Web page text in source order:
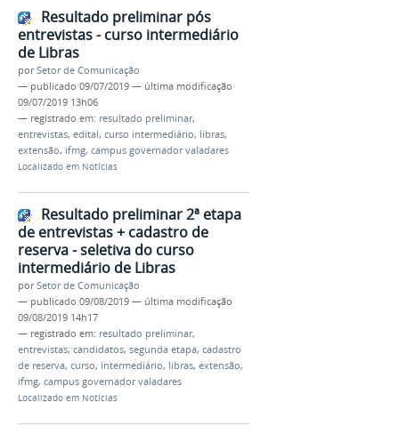
Resultado preliminar pós
entrevistas - curso intermediário
de Libras
porSetor de Comunicação
— publicado 09/07/2019 — última modificação
09/07/2019 13h06
— registrado em: resultado preliminar,
entrevistas, edital, curso intermediário, libras,
extensão, ifmg, campus governador valadares
Localizado em Notícias
Resultado preliminar 2ª etapa
de entrevistas + cadastro de
reserva - seletiva do curso
intermediário de Libras
porSetor de Comunicação
— publicado 09/08/2019 — última modificação
09/08/2019 14h17
— registrado em: resultado preliminar,
entrevistas, candidatos, segunda etapa, cadastro
de reserva, curso, intermediário, libras, extensão,
ifmg, campus governador valadares
Localizado em Notícias